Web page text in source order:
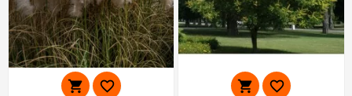
   